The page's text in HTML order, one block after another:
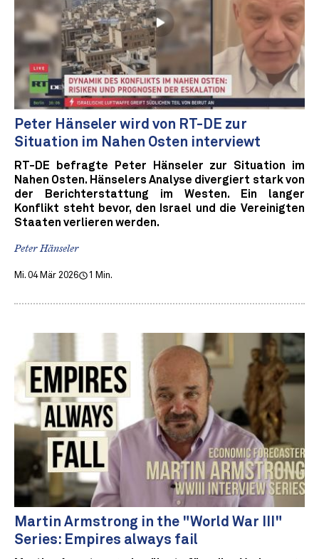
Peter Hänseler wird von RT-DE zur
Situation im Nahen Osten interviewt
RT-DE befragte Peter Hänseler zur Situation im
Nahen Osten. Hänselers Analyse divergiert stark von
der Berichterstattung im Westen. Ein langer
Konflikt steht bevor, den Israel und die Vereinigten
Staaten verlieren werden.
Peter Hänseler
Mi. 04 Mär 2026 1 Min.
Martin Armstrong in the "World War III"
Series: Empires always fail